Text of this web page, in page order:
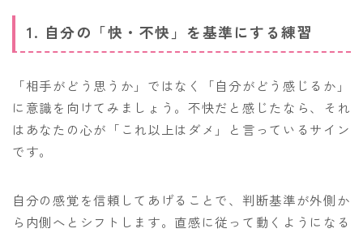
1. 自分の「快・不快」を基準にする練習
「相手がどう思うか」ではなく「自分がどう感じるか」
に意識を向けてみましょう。不快だと感じたなら、それ
はあなたの心が「これ以上はダメ」と言っているサイン
です。
自分の感覚を信頼してあげることで、判断基準が外側か
ら内側へとシフトします。直感に従って動くようになる